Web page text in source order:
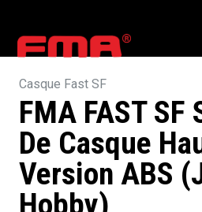
Casque Fast SF
FMA FAST SF
De Casque
Version ABS
Hobby)